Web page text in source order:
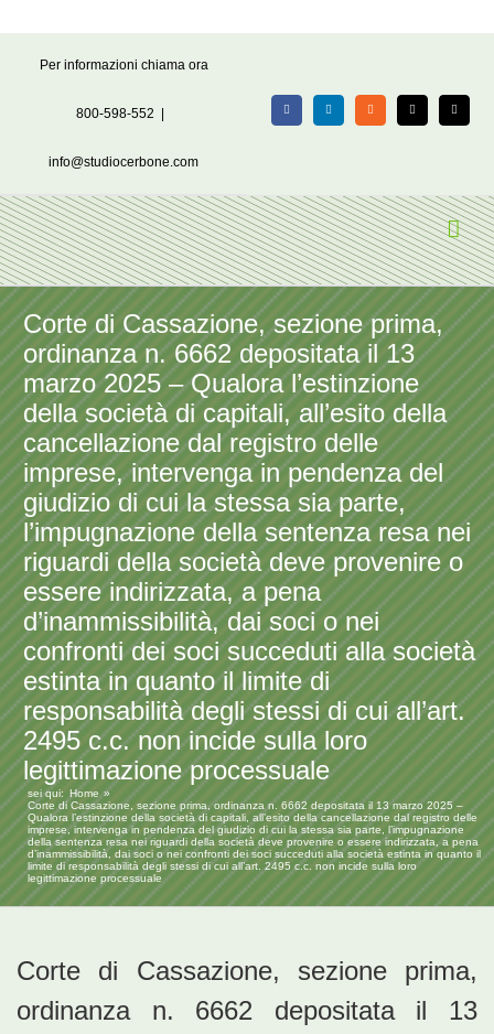
Per informazioni chiama ora
800-598-552
info@studiocerbone.com
FacebookLinkedIn Rss X Email
Corte di Cassazione, sezione prima,
ordinanza n. 6662 depositata il 13
marzo 2025 – Qualora l’estinzione
della società di capitali, all’esito della
cancellazione dal registro delle
imprese, intervenga in pendenza del
giudizio di cui la stessa sia parte,
l’impugnazione della sentenza resa nei
riguardi della società deve provenire o
essere indirizzata, a pena
d’inammissibilità, dai soci o nei
confronti dei soci succeduti alla società
estinta in quanto il limite di
responsabilità degli stessi di cui all’art.
2495 c.c. non incide sulla loro
legittimazione processuale
sei qui:
Home
Corte di Cassazione, sezione prima, ordinanza n. 6662 depositata il 13 marzo 2025 –
Qualora l’estinzione della società di capitali, all’esito della cancellazione dal registro delle
imprese, intervenga in pendenza del giudizio di cui la stessa sia parte, l’impugnazione
della sentenza resa nei riguardi della società deve provenire o essere indirizzata, a pena
d’inammissibilità, dai soci o nei confronti dei soci succeduti alla società estinta in quanto il
limite di responsabilità degli stessi di cui all’art. 2495 c.c. non incide sulla loro
legittimazione processuale
Corte di Cassazione, sezione prima,
ordinanza n. 6662 depositata il 13